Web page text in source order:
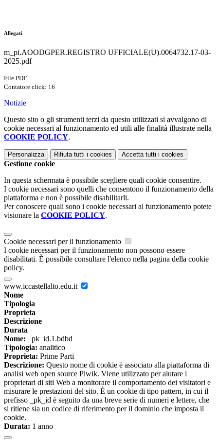
Allegati
m_pi.AOODGPER.REGISTRO UFFICIALE(U).0064732.17-03-
2025.pdf
File PDF
Contatore click: 16
Notizie
Questo sito o gli strumenti terzi da questo utilizzati si avvalgono di
cookie necessari al funzionamento ed utili alle finalità illustrate nella
COOKIE POLICY.
Personalizza Rifiuta tutti i cookies Accetta tutti i cookies
Gestione cookie
In questa schermata è possibile scegliere quali cookie consentire.
I cookie necessari sono quelli che consentono il funzionamento della
piattaforma e non è possibile disabilitarli.
Per conoscere quali sono i cookie necessari al funzionamento potete
visionare la COOKIE POLICY.
Cookie necessari per il funzionamento
I cookie necessari per il funzionamento non possono essere
disabilitati. È possibile consultare l'elenco nella pagina della cookie
policy.
www.iccastellalto.edu.it
Nome
Tipologia
Proprieta
Descrizione
Durata
Nome: _pk_id.1.bdbd
Tipologia: analitico
Proprieta: Prime Parti
Descrizione: Questo nome di cookie è associato alla piattaforma di
analisi web open source Piwik. Viene utilizzato per aiutare i
proprietari di siti Web a monitorare il comportamento dei visitatori e
misurare le prestazioni del sito. È un cookie di tipo pattern, in cui il
prefisso _pk_id è seguito da una breve serie di numeri e lettere, che
si ritiene sia un codice di riferimento per il dominio che imposta il
cookie.
Durata: 1 anno